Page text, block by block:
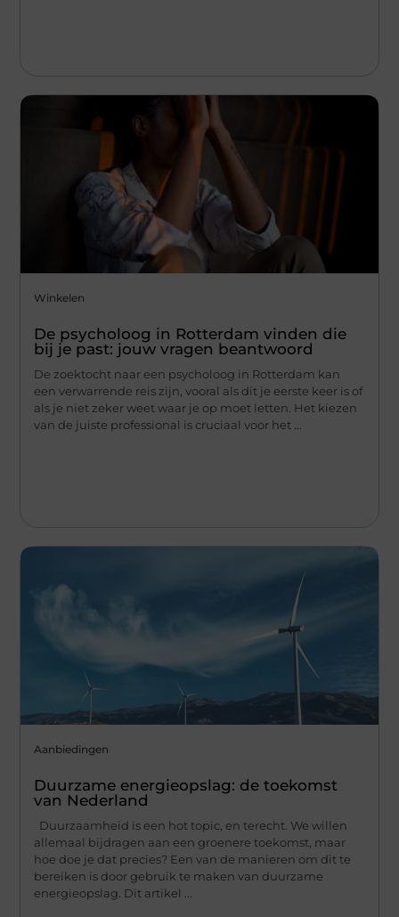
Winkelen
De psycholoog in Rotterdam vinden die
bij je past: jouw vragen beantwoord
De zoektocht naar een psycholoog in Rotterdam kan
een verwarrende reis zijn, vooral als dit je eerste keer is of
als je niet zeker weet waar je op moet letten. Het kiezen
van de juiste professional is cruciaal voor het ...
Aanbiedingen
Duurzame energieopslag: de toekomst
van Nederland
Duurzaamheid is een hot topic, en terecht. We willen
allemaal bijdragen aan een groenere toekomst, maar
hoe doe je dat precies? Een van de manieren om dit te
bereiken is door gebruik te maken van duurzame
energieopslag. Dit artikel ...